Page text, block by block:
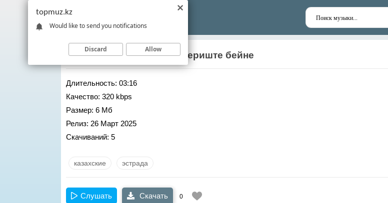
Досымжан Танатаров– Периште бейне
Длительность: 03:16
Качество: 320 kbps
Размер: 6 Мб
Релиз: 26 Март 2025
Скачиваний: 5
казахские эстрада
Слушать Скачать 0
topmuz.kz
Would like to send you notifications
Discard Allow